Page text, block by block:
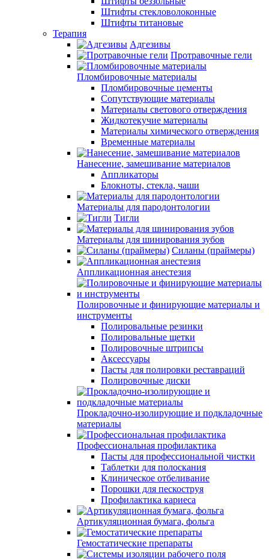
Штифты стекловолоконные
Штифты титановые
Терапия
Адгезивы
Протравочные гели
Пломбировочные материалы
Пломбировочные цементы
Сопутствующие материалы
Материалы светового отверждения
Жидкотекучие материалы
Материалы химического отверждения
Временные материалы
Нанесение, замешивание материалов
Аппликаторы
Блокноты, стекла, чаши
Материалы для пародонтологии
Тигли
Материалы для шинирования зубов
Силаны (праймеры)
Аппликационная анестезия
Полировочные и финирующие материалы и
инструменты
Полировальные резинки
Полировальные щетки
Полировочные штрипсы
Аксессуары
Пасты для полировки реставраций
Полировочные диски
Прокладочно-изолирующие и подкладочные
материалы
Профессиональная профилактика
Пасты для профессиональной чистки
Таблетки для полоскания
Клиническое отбеливание
Порошки для пескоструя
Профилактика кариеса
Артикуляционная бумага, фольга
Гемостатические препараты